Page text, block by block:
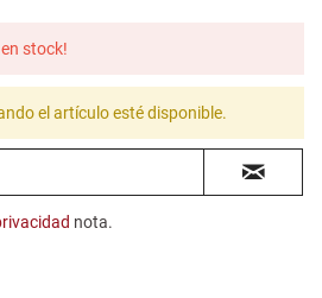
stock!
el artículo esté disponible.
nota.